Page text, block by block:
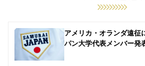
アメリカ・オランダ遠征
パン大学代表メンバー発